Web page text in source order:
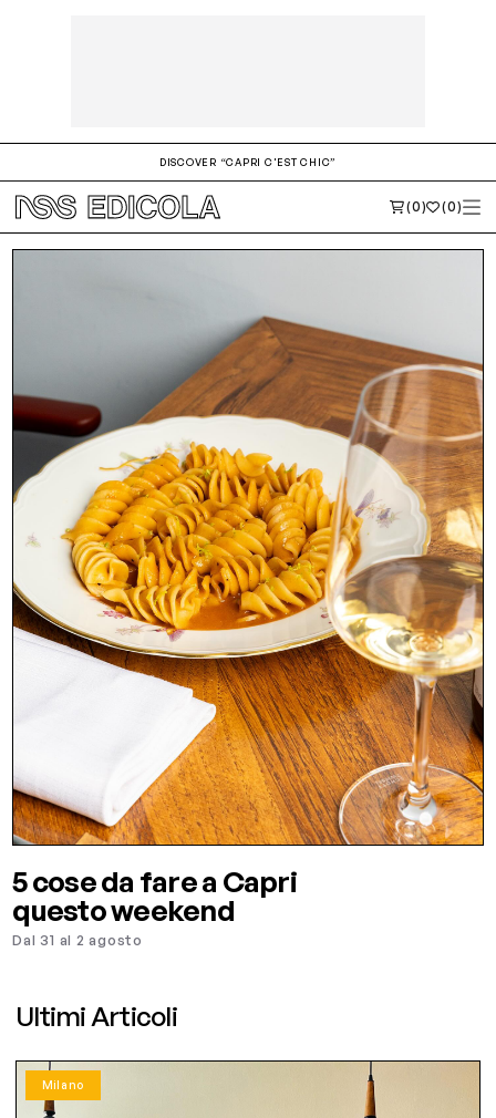
DISCOVER “CAPRI C'EST CHIC”
(0) (0)
5 cose da fare a Capri
questo weekend
Dal 31 al 2 agosto
Ultimi Articoli
Milano
Dò il consenso alla ricezione di novità e promozioni
INVIA